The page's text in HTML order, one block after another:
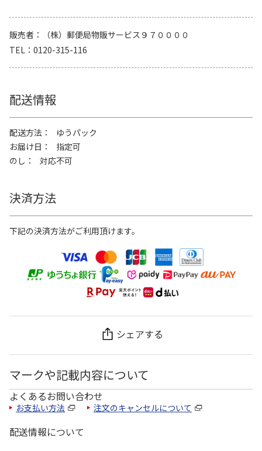
販売者
（株）郵便局物販サービス９７００００
TEL
0120-315-116
配送情報
配送方法
ゆうパック
お届け日
指定可
のし
対応不可
決済方法
下記の決済方法がご利用頂けます。
シェアする
マークや記載内容について
よくあるお問い合わせ
お支払い方法 注文のキャンセルについて
配送情報について